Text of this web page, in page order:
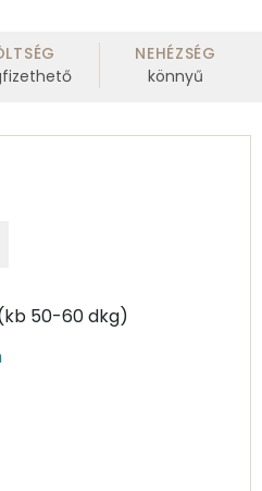
NEHÉZSÉG
könnyű
50-60 dkg)